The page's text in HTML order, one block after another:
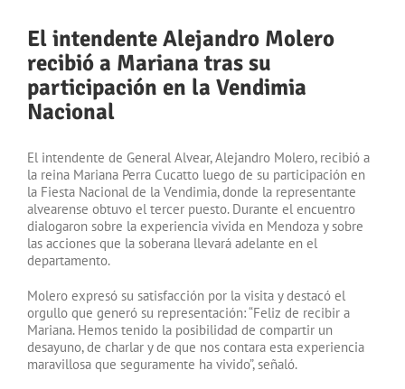
El intendente Alejandro Molero
recibió a Mariana tras su
participación en la Vendimia
Nacional
El intendente de General Alvear, Alejandro Molero, recibió a
la reina Mariana Perra Cucatto luego de su participación en
la Fiesta Nacional de la Vendimia, donde la representante
alvearense obtuvo el tercer puesto. Durante el encuentro
dialogaron sobre la experiencia vivida en Mendoza y sobre
las acciones que la soberana llevará adelante en el
departamento.
Molero expresó su satisfacción por la visita y destacó el
orgullo que generó su representación: “Feliz de recibir a
Mariana. Hemos tenido la posibilidad de compartir un
desayuno, de charlar y de que nos contara esta experiencia
maravillosa que seguramente ha vivido”, señaló.